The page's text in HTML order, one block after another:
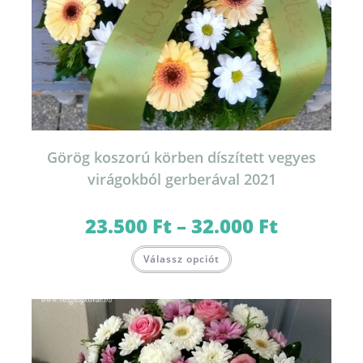
Görög koszorú körben díszített vegyes
virágokból gerberával 2021
23.500 Ft–32.000 Ft23.500 Ft
Válassz opciót a
variációja
van.
A
változatok
a
termékoldalon